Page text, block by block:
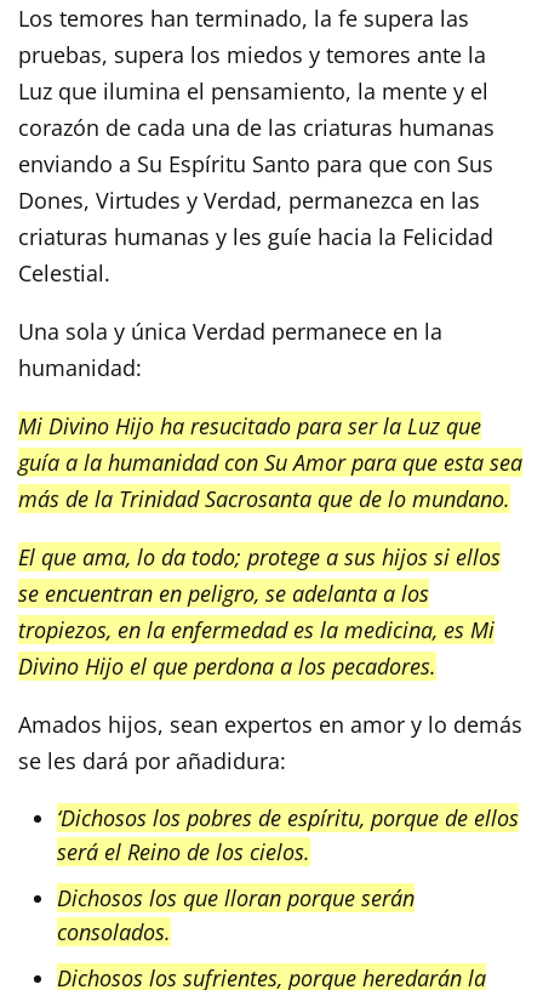
Los temores han terminado, la fe supera las
pruebas, supera los miedos y temores ante la
Luz que ilumina el pensamiento, la mente y el
corazón de cada una de las criaturas humanas
enviando a Su Espíritu Santo para que con Sus
Dones, Virtudes y Verdad, permanezca en las
criaturas humanas y les guíe hacia la Felicidad
Celestial.
Una sola y única Verdad permanece en la
humanidad:
Mi Divino Hijo ha resucitado para ser la Luz que
guía a la humanidad con Su Amor para que esta sea
más de la Trinidad Sacrosanta que de lo mundano.
El que ama, lo da todo; protege a sus hijos si ellos
se encuentran en peligro, se adelanta a los
tropiezos, en la enfermedad es la medicina, es Mi
Divino Hijo el que perdona a los pecadores.
Amados hijos, sean expertos en amor y lo demás
se les dará por añadidura:
‘Dichosos los pobres de espíritu, porque de ellos
será el Reino de los cielos.
Dichosos los que lloran porque serán
consolados.
Dichosos los sufrientes, porque heredarán la